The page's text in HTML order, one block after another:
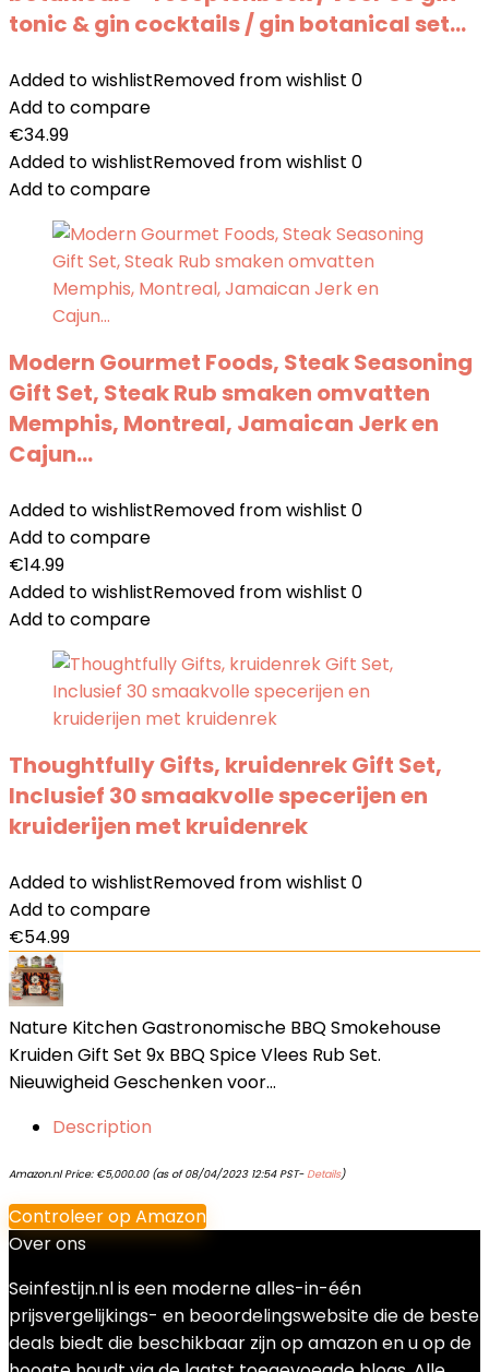
tonic & gin cocktails / gin botanical set…
Added to wishlistRemoved from wishlist 0
Add to compare
€34.99
Added to wishlistRemoved from wishlist 0
Add to compare
Modern Gourmet Foods, Steak Seasoning
Gift Set, Steak Rub smaken omvatten
Memphis, Montreal, Jamaican Jerk en
Cajun…
Added to wishlistRemoved from wishlist 0
Add to compare
€14.99
Added to wishlistRemoved from wishlist 0
Add to compare
Thoughtfully Gifts, kruidenrek Gift Set,
Inclusief 30 smaakvolle specerijen en
kruiderijen met kruidenrek
Added to wishlistRemoved from wishlist 0
Add to compare
€54.99
Nature Kitchen Gastronomische BBQ Smokehouse
Kruiden Gift Set 9x BBQ Spice Vlees Rub Set.
Nieuwigheid Geschenken voor…
Description
Amazon.nl Price: €5,000.00(as of 08/04/2023 12:54 PST- Details)
Controleer op Amazon
Over ons
Seinfestijn.nl is een moderne alles-in-één
prijsvergelijkings- en beoordelingswebsite die de beste
deals biedt die beschikbaar zijn op amazon en u op de